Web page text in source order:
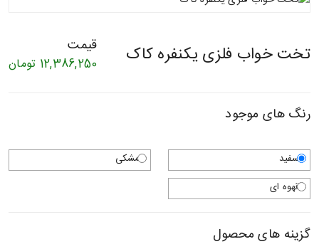
تخت خواب فلزی یکنفره کاک قیمت
12,386,250 تومان
رنگ های موجود
سفید
مشکی
قهوه ای
گزینه های محصول